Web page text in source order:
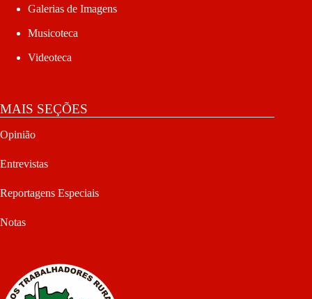
Galerias de Imagens
Musicoteca
Videoteca
MAIS SEÇÕES
Opinião
Entrevistas
Reportagens Especiais
Notas